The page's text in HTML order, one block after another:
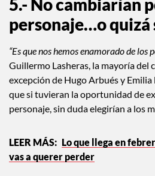
personaje…o quizá
“Es que nos hemos enamorado de los
Guillermo Lasheras, la mayoría del
excepción de Hugo Arbués y
que si tuvieran la oportunidad de
personaje, sin duda elegirían a los
Lo que llega en
vas a querer perder